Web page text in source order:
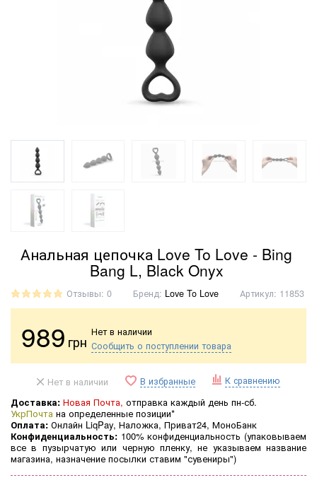
Анальная цепочка Love To Love - Bing
Bang L, Black Onyx
Отзывы: 0 Бренд: Love To Love Артикул: 11853
989 грн
Нет в наличии
Сообщить о поступлении товара
Нет в наличии В избранные К сравнению
Доставка: Новая Почта, отправка каждый день пн-сб.
УкрПочта на определенные позиции*
Оплата: Онлайн LiqPay, Наложка, Приват24, МоноБанк
Конфиденциальность: 100% конфиденциальность (упаковываем
все в пузырчатую или черную пленку, не указываем название
магазина, назначение посылки ставим "сувениры")